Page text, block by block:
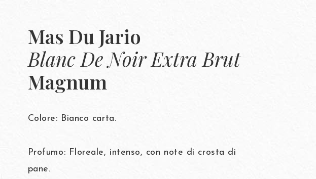
Mas Du Jario
Blanc De Noir Extra Brut
Magnum
Colore: Bianco carta.
Profumo: Floreale, intenso, con note di crosta di
pane.